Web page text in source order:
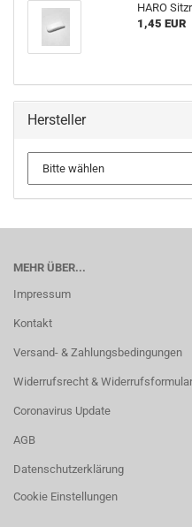
HARO
1,45 EUR
Hersteller
MEHR ÜBER...
Impressum
Kontakt
Versand- & Zahlungsbedingungen
Widerrufsrecht & Widerrufsformular
Coronavirus Update
AGB
Datenschutzerklärung
Cookie Einstellungen